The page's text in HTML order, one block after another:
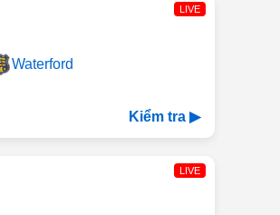
LIVE
Waterford
Kiểm tra ▶
LIVE